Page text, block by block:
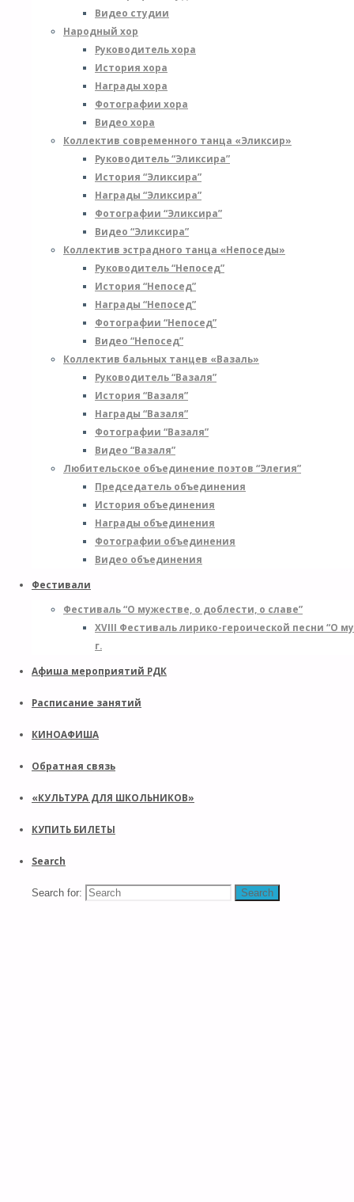
Видео студии
Народный хор
Руководитель хора
История хора
Награды хора
Фотографии хора
Видео хора
Коллектив современного танца «Эликсир»
Руководитель “Эликсира”
История “Эликсира”
Награды “Эликсира”
Фотографии “Эликсира”
Видео “Эликсира”
Коллектив эстрадного танца «Непоседы»
Руководитель “Непосед”
История “Непосед”
Награды “Непосед”
Фотографии “Непосед”
Видео “Непосед”
Коллектив бальных танцев «Вазаль»
Руководитель “Вазаля”
История “Вазаля”
Награды “Вазаля”
Фотографии “Вазаля”
Видео “Вазаля”
Любительское объединение поэтов “Элегия”
Председатель объединения
История объединения
Награды объединения
Фотографии объединения
Видео объединения
Фестивали
Фестиваль “О мужестве, о доблести, о славе”
XVIII Фестиваль лирико-героической песни “О
г.
Афиша мероприятий РДК
Расписание занятий
КИНОАФИША
Обратная связь
«КУЛЬТУРА ДЛЯ ШКОЛЬНИКОВ»
КУПИТЬ БИЛЕТЫ
Search
Search for: Search